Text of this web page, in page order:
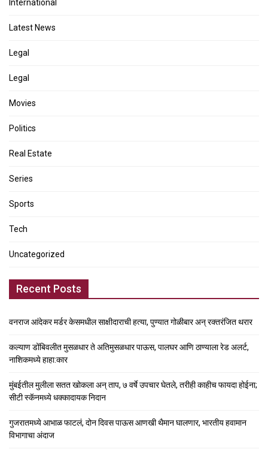
International
Latest News
Legal
Legal
Movies
Politics
Real Estate
Series
Sports
Tech
Uncategorized
Recent Posts
वनराज आंदेकर मर्डर केसमधील साक्षीदाराची हत्या, पुण्यात गोळीबार अन् रक्तरंजित थरार
कल्याण डोंबिवलीत मुसळधार ते अतिमुसळधार पाऊस, पालघर आणि ठाण्याला रेड अलर्ट,
नाशिकमध्ये हाहा:कार
मुंबईतील मुलीला सतत खोकला अन् ताप, ७ वर्षे उपचार घेतले, तरीही काहीच फायदा होईना;
सीटी स्कॅनमध्ये धक्कादायक निदान
गुजरातमध्ये आभाळ फाटलं, दोन दिवस पाऊस आणखी थैमान घालणार, भारतीय हवामान
विभागाचा अंदाज